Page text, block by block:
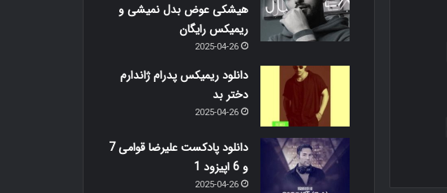
هیشکی عوض بدل نمیشی و
ریمیکس رایگان
2025-04-26
دانلود ریمیکس پدرام ژاندارم
دختر بد
2025-04-26
دانلود پادکست علیرضا قوامی 7
و 6 اپیزود 1
2025-04-26